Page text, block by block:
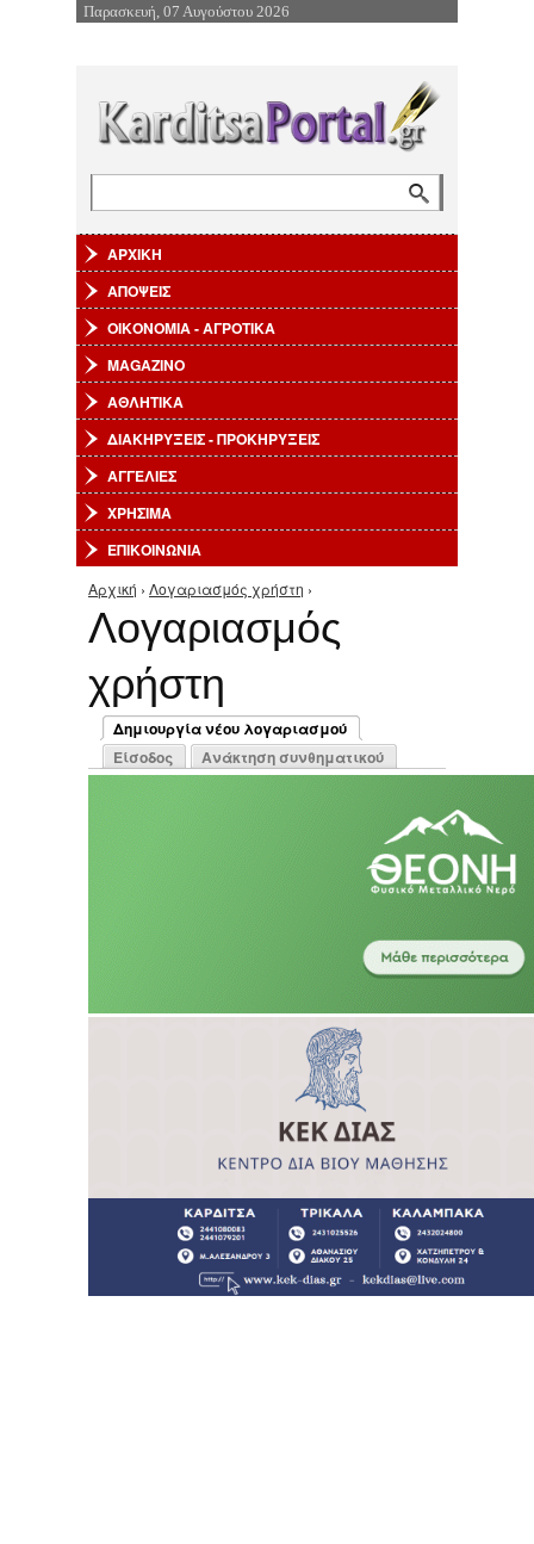
Επιστροφή στην Πλοήγηση
Παρασκευή, 07 Αυγούστου 2026
ΑΡΧΙΚΗ
ΑΠΟΨΕΙΣ
ΟΙΚΟΝΟΜΙΑ - ΑΓΡΟΤΙΚΑ
MAGAZINO
ΑΘΛΗΤΙΚΑ
ΔΙΑΚΗΡΥΞΕΙΣ - ΠΡΟΚΗΡΥΞΕΙΣ
ΑΓΓΕΛΙΕΣ
ΧΡΗΣΙΜΑ
ΕΠΙΚΟΙΝΩΝΙΑ
Είστε εδώ
Αρχική › Λογαριασμός χρήστη ›
Λογαριασμός
χρήστη
Πρωτεύουσες καρτέλες
Δημιουργία νέου λογαριασμού
(ενεργή καρτέλα)
Είσοδος Ανάκτηση συνθηματικού